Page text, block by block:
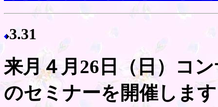
3.31
来月４月26日（日）コ
のセミナーを開催しま